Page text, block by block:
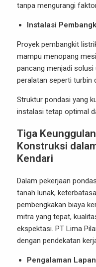
tanpa mengurangi
Instalasi
Proyek pembangkit
mampu menopang
pancang menjadi
peralatan seperti turbin
Struktur pondasi yang
instalasi tetap optimal
Tiga
Konstruksi
Kendari
Dalam pekerjaan
tanah lunak,
pembengkakan biaya
mitra yang tepat,
ekspektasi. PT Lima
dengan pendekatan
Pengalaman